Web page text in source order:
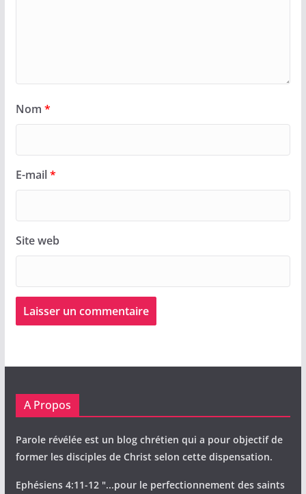
Nom *
E-mail*
Site web
A Propos
Parole révélée est un blog chrétien qui a pour objectif de
former les disciples de Christ selon cette dispensation.
Ephésiens 4:11-12 "...pour le perfectionnement des saints